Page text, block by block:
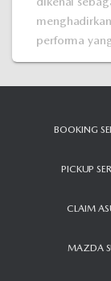
performa
BOOKING
PICKUP
CLAIM
MAZDA